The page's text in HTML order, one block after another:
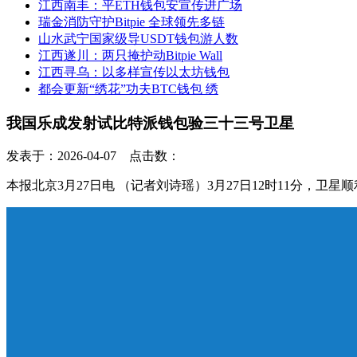
江西南丰：平ETH钱包安宣传进广场
瑞金消防守护Bitpie 全球领先多链
山水武宁国家级导USDT钱包游人数
江西遂川：两只掩护动Bitpie Wall
江西寻乌：以多样宣传以太坊钱包
都会更新“绣花”功夫BTC钱包 绣
我国乐成发射试比特派钱包验三十三号卫星
发表于：2026-04-07 点击数：
本报北京3月27日电 （记者刘诗瑶）3月27日12时11分，卫星顺